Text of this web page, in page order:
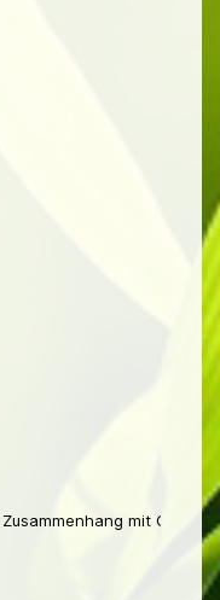
mit China